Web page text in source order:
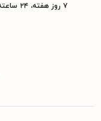
۷ روز هفته، ۲۴ ساعته